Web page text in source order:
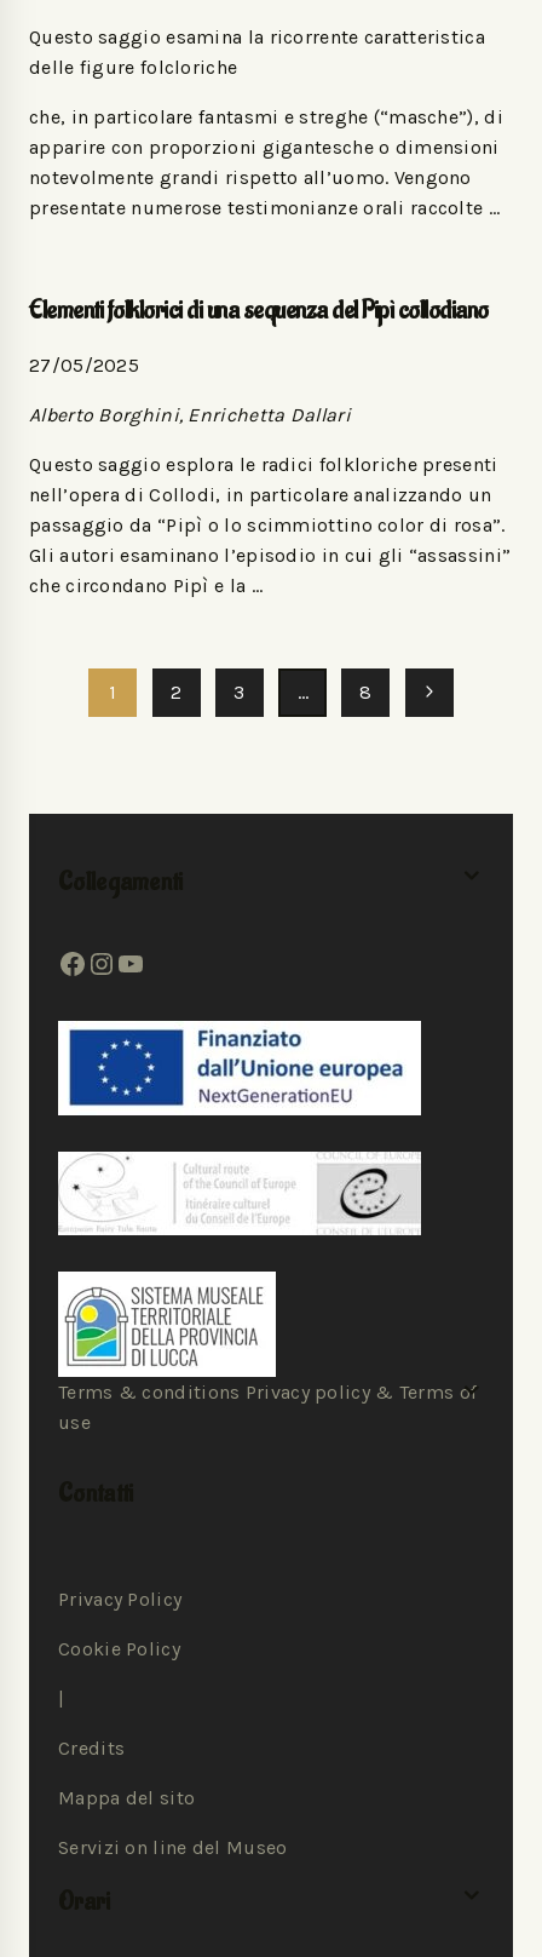
Questo saggio esamina la ricorrente caratteristica
delle figure folcloriche
che, in particolare fantasmi e streghe (“masche”), di
apparire con proporzioni gigantesche o dimensioni
notevolmente grandi rispetto all’uomo. Vengono
presentate numerose testimonianze orali raccolte …
Elementi folklorici di una sequenza del Pipì collodiano
27/05/2025
Alberto Borghini, Enrichetta Dallari
Questo saggio esplora le radici folkloriche presenti
nell’opera di Collodi, in particolare analizzando un
passaggio da “Pipì o lo scimmiottino color di rosa”.
Gli autori esaminano l’episodio in cui gli “assassini”
che circondano Pipì e la …
1 2 3 … 8
Terms & conditions Privacy policy & Terms of
use
Privacy Policy
Cookie Policy
|
Credits
Mappa del sito
Servizi on line del Museo